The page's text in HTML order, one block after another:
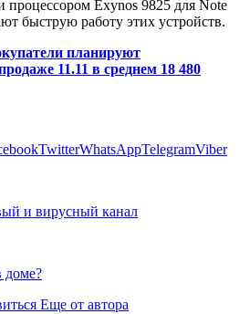
процессором Exynos 9825 для Note
быструю работу этих устройств.
планируют
11.11 в среднем 18 480
TwitterWhatsAppTelegramViber
и вирусный канал
доме?
Еще от автора